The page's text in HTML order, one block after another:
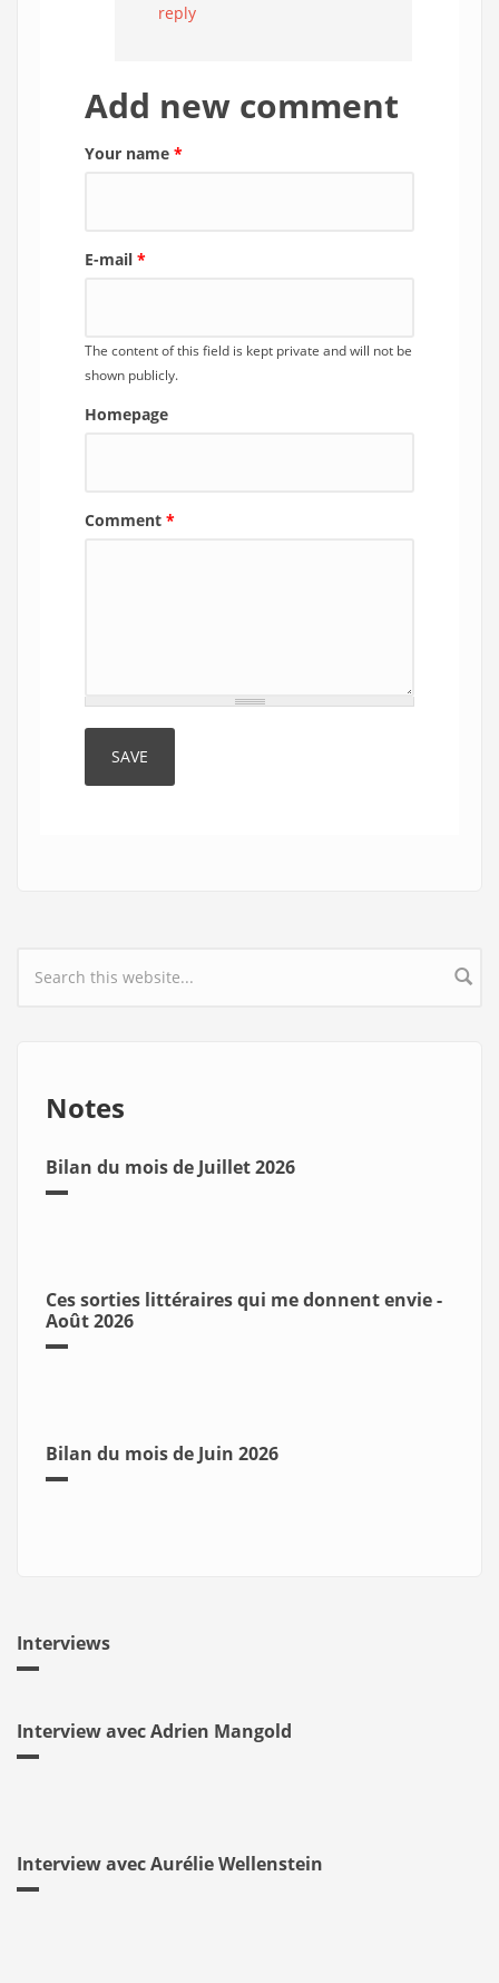
reply
Add new comment
Your name *
E-mail *
The content of this field is kept private and will not be
shown publicly.
Homepage
Comment *
Search form
Notes
Bilan du mois de Juillet 2026
Ces sorties littéraires qui me donnent envie -
Août 2026
Bilan du mois de Juin 2026
Interviews
Interview avec Adrien Mangold
Interview avec Aurélie Wellenstein